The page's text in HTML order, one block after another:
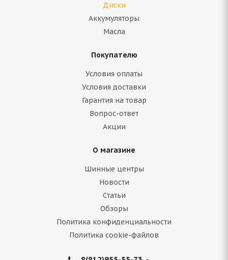
Диски
Аккумуляторы
Масла
Покупателю
Условия оплаты
Условия доставки
Гарантия на товар
Вопрос-ответ
Акции
О магазине
Шинные центры
Новости
Статьи
Обзоры
Политика конфиденциальности
Политика cookie-файлов